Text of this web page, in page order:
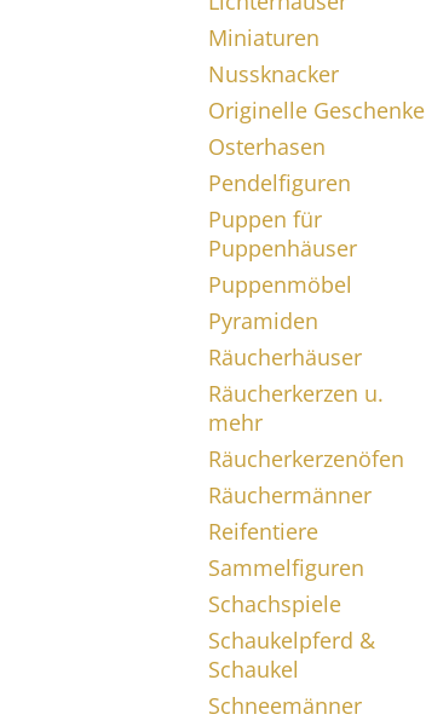
Miniaturen
Nussknacker
Originelle Geschenke
Osterhasen
Pendelfiguren
Puppen für
Puppenhäuser
Puppenmöbel
Pyramiden
Räucherhäuser
Räucherkerzen u.
mehr
Räucherkerzenöfen
Räuchermänner
Reifentiere
Sammelfiguren
Schachspiele
Schaukelpferd &
Schaukel
Schneemänner